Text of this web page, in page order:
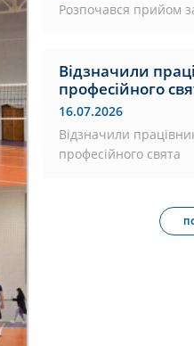
Розпочався прийом
Відзначили
професійного
16.07.2026
Відзначили
професійного свята